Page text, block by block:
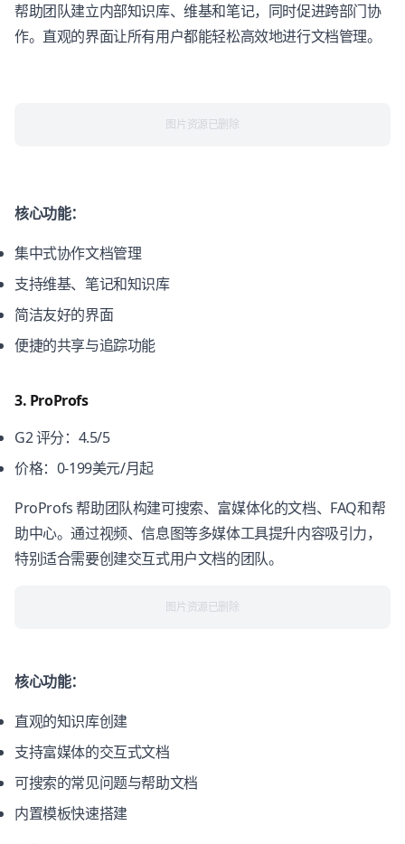
帮助团队建立内部知识库、维基和笔记，同时促进跨部门协
作。直观的界面让所有用户都能轻松高效地进行文档管理。
图片资源已删除
核心功能：
集中式协作文档管理
支持维基、笔记和知识库
简洁友好的界面
便捷的共享与追踪功能
3. ProProfs
G2 评分：4.5/5
价格：0-199美元/月起
ProProfs 帮助团队构建可搜索、富媒体化的文档、FAQ和帮
助中心。通过视频、信息图等多媒体工具提升内容吸引力，
特别适合需要创建交互式用户文档的团队。
图片资源已删除
核心功能：
直观的知识库创建
支持富媒体的交互式文档
可搜索的常见问题与帮助文档
内置模板快速搭建